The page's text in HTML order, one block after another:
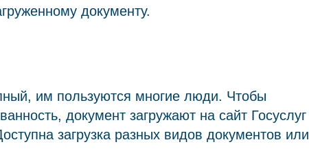
документу.
им пользуются многие люди. Чтобы
документ загружают на сайт Госуслуг
загрузка разных видов документов или